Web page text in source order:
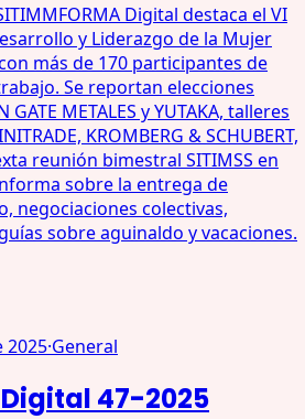
Digital destaca el VI
y Liderazgo de la Mujer
más de 170 participantes de
Se reportan elecciones
METALES y YUTAKA, talleres
KROMBERG & SCHUBERT,
reunión bimestral SITIMSS en
sobre la entrega de
negociaciones colectivas,
sobre aguinaldo y vacaciones.
2025·General
47-2025